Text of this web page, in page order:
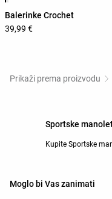
Balerinke Crochet
39,99 €
Prikaži prema proizvodu
Sportske
Kupite Sportske
Moglo bi Vas zanimati